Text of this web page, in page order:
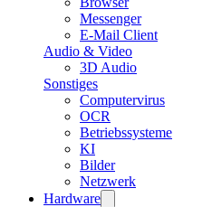
Messenger
E-Mail Client
Audio & Video
3D Audio
Sonstiges
Computervirus
OCR
Betriebssysteme
KI
Bilder
Netzwerk
Hardware